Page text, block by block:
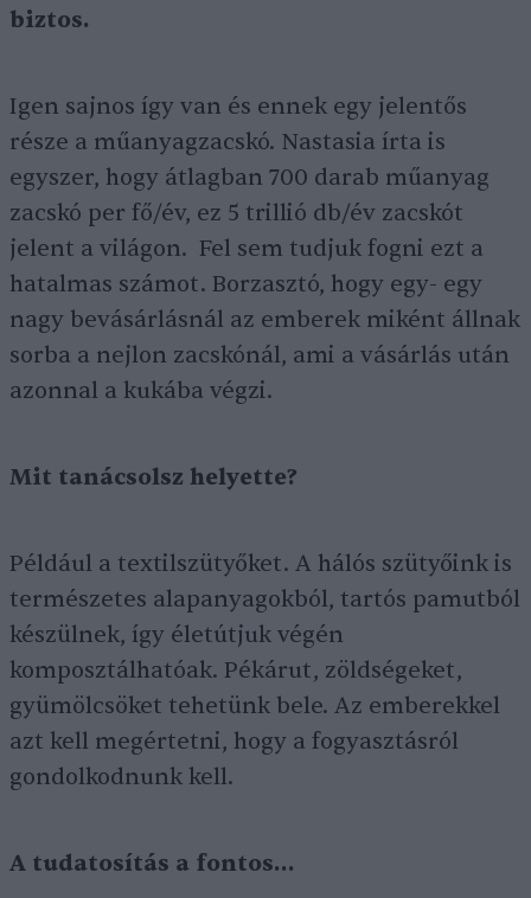
biztos.
Igen sajnos így van és ennek egy jelentős
része a műanyagzacskó. Nastasia írta is
egyszer, hogy átlagban 700 darab műanyag
zacskó per fő/év, ez 5 trillió db/év zacskót
jelent a világon. Fel sem tudjuk fogni ezt a
hatalmas számot. Borzasztó, hogy egy- egy
nagy bevásárlásnál az emberek miként állnak
sorba a nejlon zacskónál, ami a vásárlás után
azonnal a kukába végzi.
Mit tanácsolsz helyette?
Például a textilszütyőket. A hálós szütyőink is
természetes alapanyagokból, tartós pamutból
készülnek, így életútjuk végén
komposztálhatóak. Pékárut, zöldségeket,
gyümölcsöket tehetünk bele. Az emberekkel
azt kell megértetni, hogy a fogyasztásról
gondolkodnunk kell.
A tudatosítás a fontos…